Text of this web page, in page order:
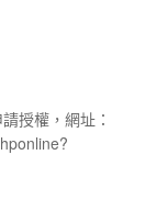
授權，網址：